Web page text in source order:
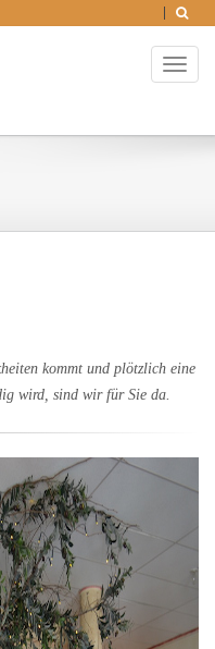
kommt und plötzlich eine
wird, sind wir für Sie da.